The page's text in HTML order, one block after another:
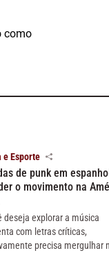
como
e Esporte
de punk em
o movimento na
deseja explorar a música
com letras críticas,
precisa mergulhar